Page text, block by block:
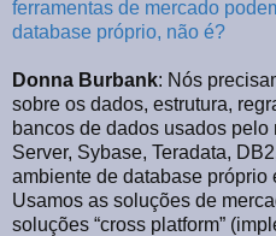
ferramentas de mercado
database próprio, não é?
Donna Burbank: Nós
sobre os dados, estrutura,
bancos de dados usados
Server, Sybase, Teradata,
ambiente de database próprio
Usamos as soluções de
soluções “cross platform”